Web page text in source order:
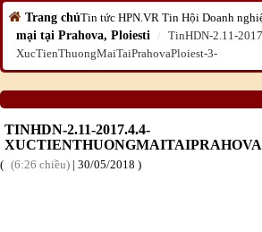
Trang chủTin tức HPN.VR Tin Hội Doanh
mại tại Prahova, Ploiesti
TinHDN-2.11-
XucTienThuongMaiTaiPrahovaPloiest-3-
TINHDN-2.11-2017.4.4-
6:26 chiều | 30/05/2018